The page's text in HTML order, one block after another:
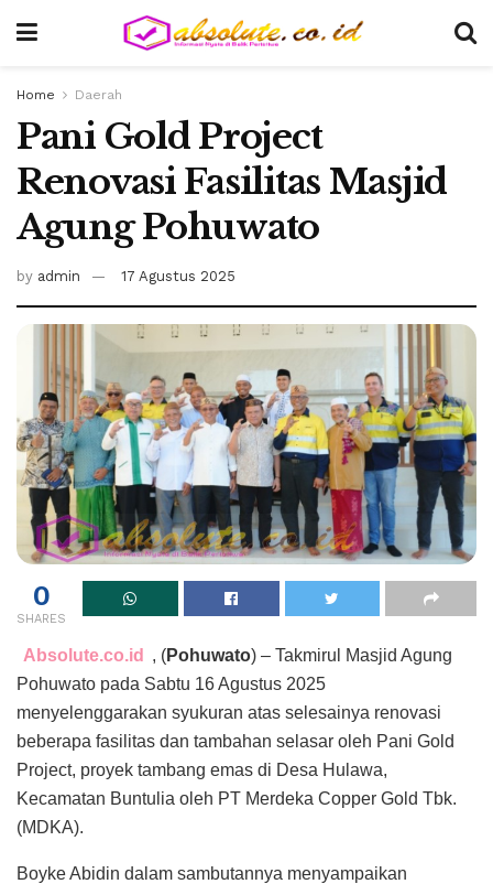
Home Daerah
Pani Gold Project
Renovasi Fasilitas Masjid
Agung Pohuwato
by admin 17 Agustus 2025
0
SHARES
Absolute.co.id , (Pohuwato) – Takmirul Masjid Agung
Pohuwato pada Sabtu 16 Agustus 2025
menyelenggarakan syukuran atas selesainya renovasi
beberapa fasilitas dan tambahan selasar oleh Pani Gold
Project, proyek tambang emas di Desa Hulawa,
Kecamatan Buntulia oleh PT Merdeka Copper Gold Tbk.
(MDKA).
Boyke Abidin dalam sambutannya menyampaikan